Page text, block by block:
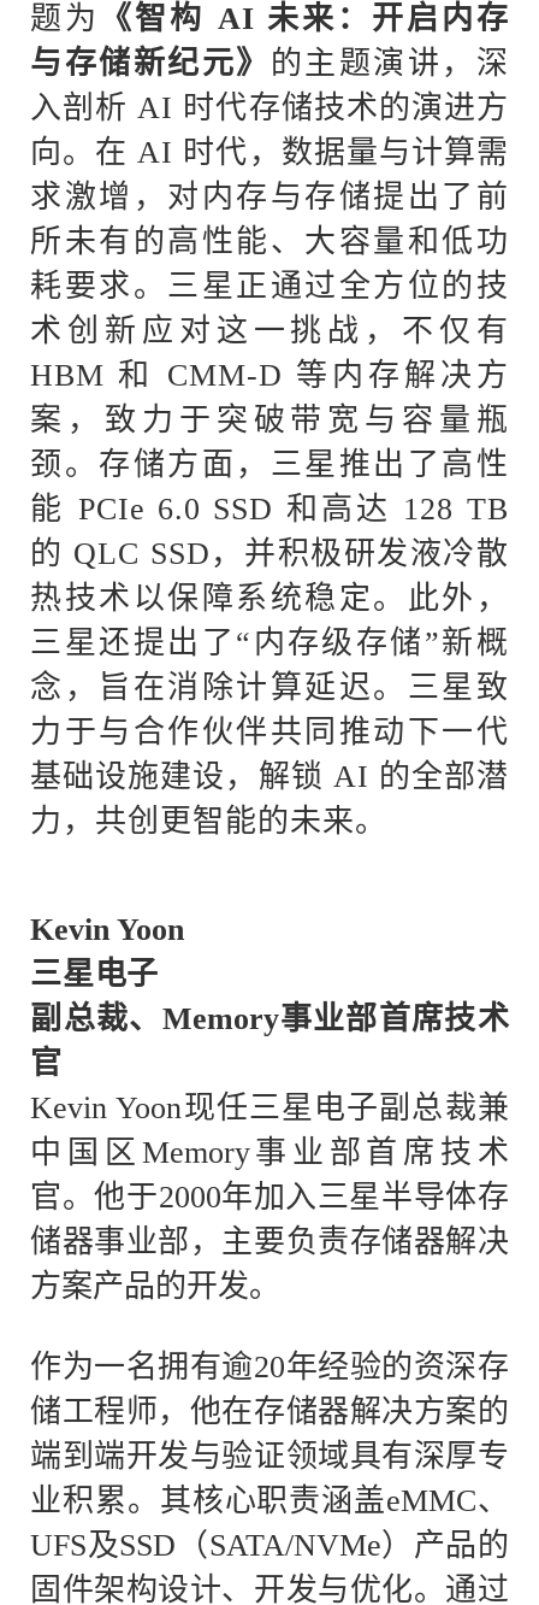
题为
《智构 AI 未来：开启内存
与存储新纪元》 的主题演讲，深
入剖析 AI 时代存储技术的演进方
向。在 AI 时代，数据量与计算需
求激增，对内存与存储提出了前
所未有的高性能、大容量和低功
耗要求。三星正通过全方位的技
术创新应对这一挑战，不仅有
HBM 和 CMM-D 等内存解决方
案，致力于突破带宽与容量瓶
颈。存储方面，三星推出了高性
能 PCIe 6.0 SSD 和高达 128 TB
的 QLC SSD，并积极研发液冷散
热技术以保障系统稳定。此外，
三星还提出了“内存级存储”新概
念，旨在消除计算延迟。三星致
力于与合作伙伴共同推动下一代
基础设施建设，解锁 AI 的全部潜
力，共创更智能的未来。
Kevin Yoon
三星电子
副总裁、 Memory事业部首席技术
官
Kevin Yoon现任三星电子副总裁兼
中国区Memory事业部首席技术
官。他于2000年加入三星半导体存
储器事业部，主要负责存储器解决
方案产品的开发。
作为一名拥有逾20年经验的资深存
储工程师，他在存储器解决方案的
端到端开发与验证领域具有深厚专
业积累。其核心职责涵盖eMMC、
UFS及SSD（SATA/NVMe）产品的
固件架构设计、开发与优化。通过